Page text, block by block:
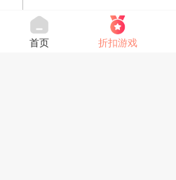
首页 折扣游戏